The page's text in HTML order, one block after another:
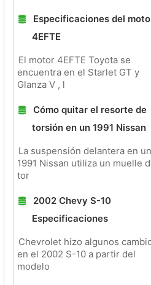
Especificaciones del
4EFTE
El motor 4EFTE Toyota se
encuentra en el Starlet GT y
Glanza V , l
Cómo quitar el resorte de
torsión en un 1991 Nissan
La suspensión delantera en un
1991 Nissan utiliza un muelle
tor
2002 Chevy S-10
Especificaciones
Chevrolet hizo algunos
en el 2002 S-10 a partir del
modelo